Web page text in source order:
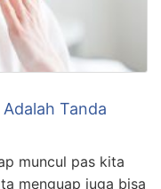
Tanda
muncul pas kita
menguap juga bisa